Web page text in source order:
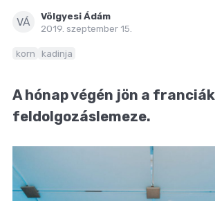
PREMIEREK
BLOG
VÁ
Völgyesi Ádám
2019. szeptember 15.
korn kadinja
A hónap végén jön a franciák
feldolgozáslemeze.